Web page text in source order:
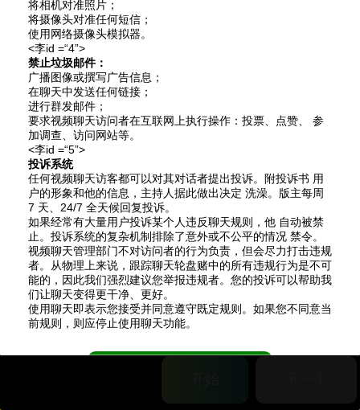
将相机对准照片；
将摄像头对准任何短信；
使用网络摄像头模拟器。
<李id =“4”>
禁止垃圾邮件：
广播图像或撰写广告信息；
在聊天中发送任何链接；
进行群发邮件；
要求视频聊天访问者在互联网上执行操作：投票、点赞、 参
加调查、访问网站等。
<李id =“5”>
投诉系统
任何视频聊天访客都可以对其对话者提出​​投诉。附投诉书 用
户的形象和他的信息，主持人据此做出决定 洗澡。版主每周
7 天、24/7 全天候回复投诉。
如果经常有大量用户投诉某个人违反聊天规则，他 自动被禁
止。投诉系统的复杂机制排除了意外或不公平的情况 禁令。
视频聊天管理部门不对访问者的行为负责，但会尽力打击违规
者。从物理上来说，跟踪聊天轮盘赌中的所有违规行为是不可
能的，因此我们强烈建议您举报违规者。您的投诉可以帮助我
们让聊天变得更干净、更好。
使用聊天即表示您接受并同意遵守既定规则。如果您不同意当
前规则，则应停止使用聊天功能。